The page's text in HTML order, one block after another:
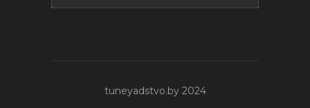
tuneyadstvo.by 2024